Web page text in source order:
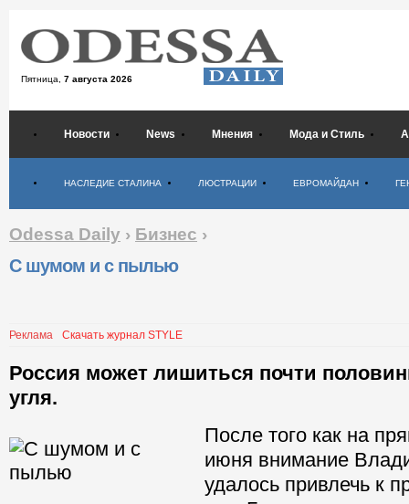
Пятница, 7 августа 2026
Новости News Мнения Мода и Стиль
НАСЛЕДИЕ СТАЛИНА ЛЮСТРАЦИИ ЕВРОМАЙДАН
Odessa Daily › Бизнес ›
С шумом и с пылью
Реклама Скачать журнал STYLE
Россия может лишиться почти
угля.
После того как на
июня внимание
удалось привлечь к